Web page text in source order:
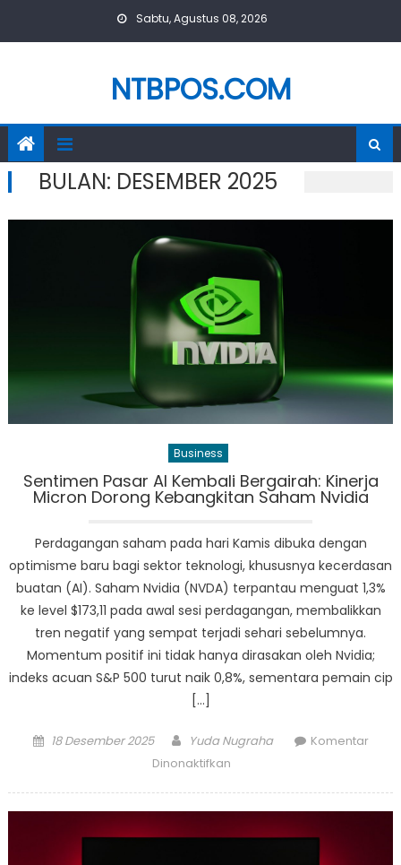
Sabtu, Agustus 08, 2026
NTBPOS.COM
BULAN: DESEMBER 2025
Business
Sentimen Pasar AI Kembali Bergairah: Kinerja
Micron Dorong Kebangkitan Saham Nvidia
Perdagangan saham pada hari Kamis dibuka dengan
optimisme baru bagi sektor teknologi, khususnya kecerdasan
buatan (AI). Saham Nvidia (NVDA) terpantau menguat 1,3%
ke level $173,11 pada awal sesi perdagangan, membalikkan
tren negatif yang sempat terjadi sehari sebelumnya.
Momentum positif ini tidak hanya dirasakan oleh Nvidia;
indeks acuan S&P 500 turut naik 0,8%, sementara pemain cip
[…]
Posted
18 Desember 2025 Author
Yuda Nugraha
Komentar
Dinonaktifkan